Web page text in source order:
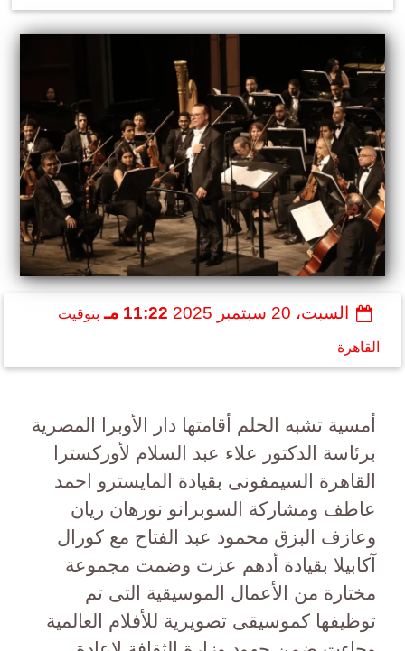
السبت، 20 سبتمبر 2025 11:22 مـ بتوقيت
القاهرة
أمسية تشبه الحلم أقامتها دار الأوبرا المصرية
برئاسة الدكتور علاء عبد السلام لأوركسترا
القاهرة السيمفونى بقيادة المايسترو احمد
عاطف ومشاركة السوبرانو نورهان ريان
وعازف البزق محمود عبد الفتاح مع كورال
آكابيلا بقيادة أدهم عزت وضمت مجموعة
مختارة من الأعمال الموسيقية التى تم
توظيفها كموسيقى تصويرية للأفلام العالمية